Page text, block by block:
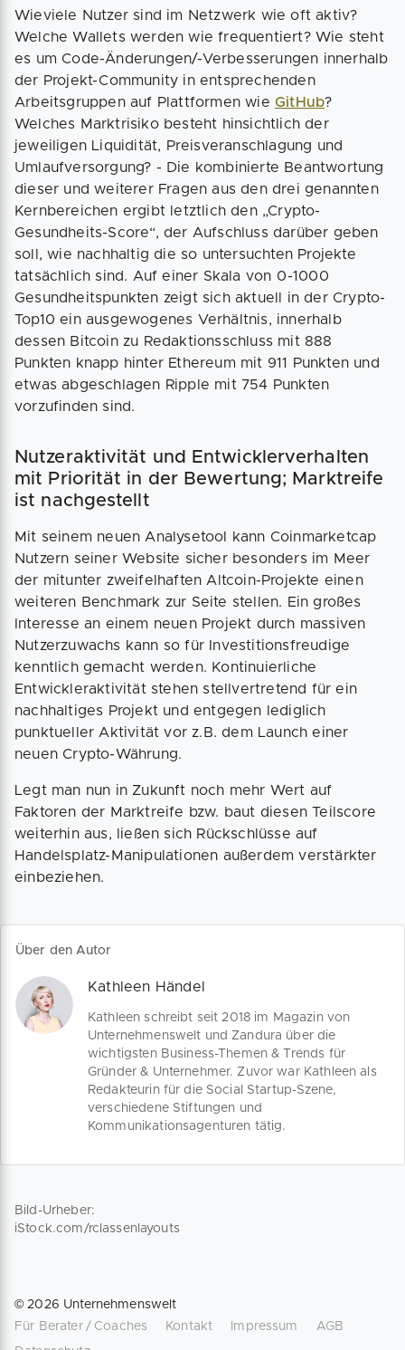
Wieviele Nutzer sind im Netzwerk wie oft aktiv?
Welche Wallets werden wie frequentiert? Wie steht
es um Code-Änderungen/-Verbesserungen innerhalb
der Projekt-Community in entsprechenden
Arbeitsgruppen auf Plattformen wie GitHub?
Welches Marktrisiko besteht hinsichtlich der
jeweiligen Liquidität, Preisveranschlagung und
Umlaufversorgung? - Die kombinierte Beantwortung
dieser und weiterer Fragen aus den drei genannten
Kernbereichen ergibt letztlich den „Crypto-
Gesundheits-Score“, der Aufschluss darüber geben
soll, wie nachhaltig die so untersuchten Projekte
tatsächlich sind. Auf einer Skala von 0-1000
Gesundheitspunkten zeigt sich aktuell in der Crypto-
Top10 ein ausgewogenes Verhältnis, innerhalb
dessen Bitcoin zu Redaktionsschluss mit 888
Punkten knapp hinter Ethereum mit 911 Punkten und
etwas abgeschlagen Ripple mit 754 Punkten
vorzufinden sind.
Nutzeraktivität und Entwicklerverhalten
mit Priorität in der Bewertung; Marktreife
ist nachgestellt
Mit seinem neuen Analysetool kann Coinmarketcap
Nutzern seiner Website sicher besonders im Meer
der mitunter zweifelhaften Altcoin-Projekte einen
weiteren Benchmark zur Seite stellen. Ein großes
Interesse an einem neuen Projekt durch massiven
Nutzerzuwachs kann so für Investitionsfreudige
kenntlich gemacht werden. Kontinuierliche
Entwickleraktivität stehen stellvertretend für ein
nachhaltiges Projekt und entgegen lediglich
punktueller Aktivität vor z.B. dem Launch einer
neuen Crypto-Währung.
Legt man nun in Zukunft noch mehr Wert auf
Faktoren der Marktreife bzw. baut diesen Teilscore
weiterhin aus, ließen sich Rückschlüsse auf
Handelsplatz-Manipulationen außerdem verstärkter
einbeziehen.
Über den Autor
Kathleen Händel
Kathleen schreibt seit 2018 im Magazin von
Unternehmenswelt und Zandura über die
wichtigsten Business-Themen & Trends für
Gründer & Unternehmer. Zuvor war Kathleen als
Redakteurin für die Social Startup-Szene,
verschiedene Stiftungen und
Kommunikationsagenturen tätig.
Bild-Urheber:
iStock.com/rclassenlayouts
©2026 Unternehmenswelt
Für Berater / Coaches
Kontakt Impressum
AGB